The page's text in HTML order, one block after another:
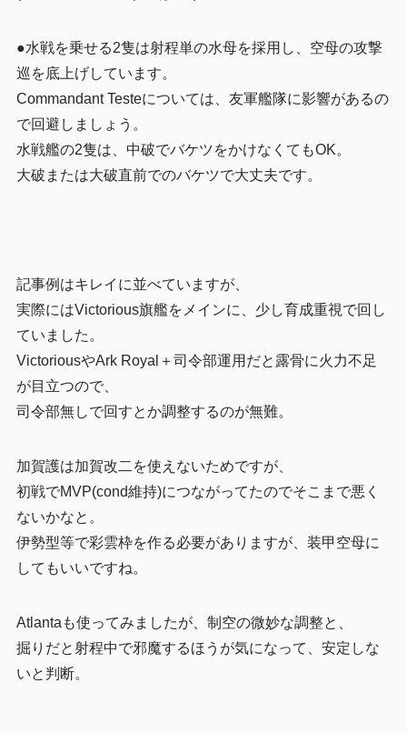
●水戦を乗せる2隻は射程単の水母を採用し、空母の攻撃
巡を底上げしています。
Commandant Testeについては、友軍艦隊に影響があるの
で回避しましょう。
水戦艦の2隻は、中破でバケツをかけなくてもOK。
大破または大破直前でのバケツで大丈夫です。
記事例はキレイに並べていますが、
実際にはVictorious旗艦をメインに、少し育成重視で回し
ていました。
VictoriousやArk Royal＋司令部運用だと露骨に火力不足
が目立つので、
司令部無しで回すとか調整するのが無難。
加賀護は加賀改二を使えないためですが、
初戦でMVP(cond維持)につながってたのでそこまで悪く
ないかなと。
伊勢型等で彩雲枠を作る必要がありますが、装甲空母に
してもいいですね。
Atlantaも使ってみましたが、制空の微妙な調整と、
掘りだと射程中で邪魔するほうが気になって、安定しな
いと判断。